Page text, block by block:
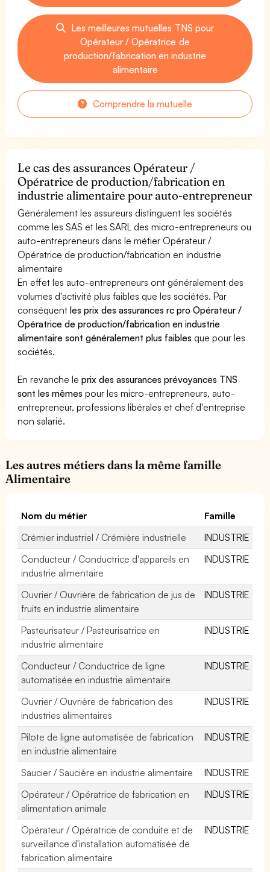
Les meilleures mutuelles TNS pour
Opérateur / Opératrice de
production/fabrication en industrie
alimentaire
Comprendre la mutuelle
Le cas des assurances Opérateur /
Opératrice de production/fabrication en
industrie alimentaire pour auto-entrepreneur
Généralement les assureurs distinguent les sociétés
comme les SAS et les SARL des micro-entrepreneurs ou
auto-entrepreneurs dans le métier Opérateur /
Opératrice de production/fabrication en industrie
alimentaire
En effet les auto-entrepreneurs ont généralement des
volumes d'activité plus faibles que les sociétés. Par
conséquentles prix des assurances rc pro Opérateur /
Opératrice de production/fabrication en industrie
alimentaire sont généralement plus faibles que pour les
sociétés.
En revanche leprix des assurances prévoyances TNS
sont les mêmes pour les micro-entrepreneurs, auto-
entrepreneur, professions libérales et chef d'entreprise
non salarié.
Les autres métiers dans la même famille
Alimentaire
Nom du métier
Famille
Crémier industriel / Crémière industrielle
INDUSTRIE
Conducteur / Conductrice d'appareils en
industrie alimentaire
INDUSTRIE
Ouvrier / Ouvrière de fabrication de jus de
fruits en industrie alimentaire
INDUSTRIE
Pasteurisateur / Pasteurisatrice en
industrie alimentaire
INDUSTRIE
Conducteur / Conductrice de ligne
automatisée en industrie alimentaire
INDUSTRIE
Ouvrier / Ouvrière de fabrication des
industries alimentaires
INDUSTRIE
Pilote de ligne automatisée de fabrication
en industrie alimentaire
INDUSTRIE
Saucier / Saucière en industrie alimentaire
INDUSTRIE
Opérateur / Opératrice de fabrication en
alimentation animale
INDUSTRIE
Opérateur / Opératrice de conduite et de
surveillance d'installation automatisée de
fabrication alimentaire
INDUSTRIE